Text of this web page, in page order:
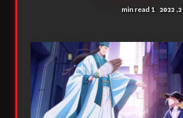
1 min read